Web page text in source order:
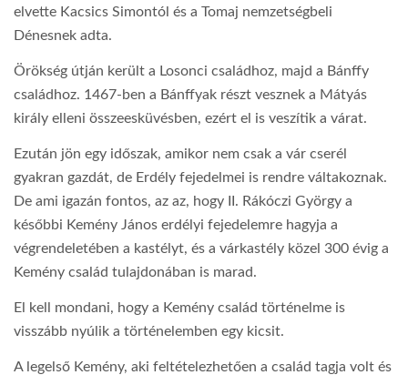
elvette Kacsics Simontól és a Tomaj nemzetségbeli
Dénesnek adta.
Örökség útján került a Losonci családhoz, majd a Bánffy
családhoz. 1467-ben a Bánffyak részt vesznek a Mátyás
király elleni összeesküvésben, ezért el is veszítik a várat.
Ezután jön egy időszak, amikor nem csak a vár cserél
gyakran gazdát, de Erdély fejedelmei is rendre váltakoznak.
De ami igazán fontos, az az, hogy II. Rákóczi György a
későbbi Kemény János erdélyi fejedelemre hagyja a
végrendeletében a kastélyt, és a várkastély közel 300 évig a
Kemény család tulajdonában is marad.
El kell mondani, hogy a Kemény család történelme is
visszább nyúlik a történelemben egy kicsit.
A legelső Kemény, aki feltételezhetően a család tagja volt és